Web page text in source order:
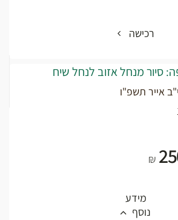
רכישה
סיור מנחל אזוב לנחל שיח
₪
מידע
נוסף